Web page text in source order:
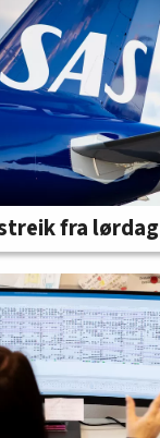
fra lørdag